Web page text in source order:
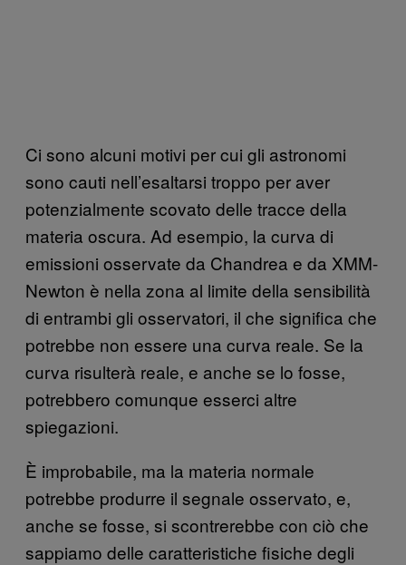
Ci sono alcuni motivi per cui gli astronomi
sono cauti nell’esaltarsi troppo per aver
potenzialmente scovato delle tracce della
materia oscura. Ad esempio, la curva di
emissioni osservate da Chandrea e da XMM-
Newton è nella zona al limite della sensibilità
di entrambi gli osservatori, il che significa che
potrebbe non essere una curva reale. Se la
curva risulterà reale, e anche se lo fosse,
potrebbero comunque esserci altre
spiegazioni.
È improbabile, ma la materia normale
potrebbe produrre il segnale osservato, e,
anche se fosse, si scontrerebbe con ciò che
sappiamo delle caratteristiche fisiche degli